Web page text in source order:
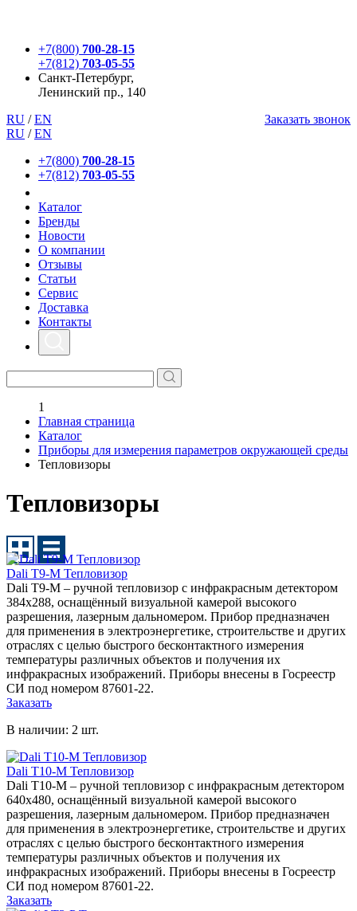
+7(800) 700-28-15
+7(812) 703-05-55
Санкт-Петербург,
Ленинский пр., 140
RU / EN
Заказать звонок
RU / EN
+7(800) 700-28-15
+7(812) 703-05-55
Каталог
Бренды
Новости
О компании
Отзывы
Статьи
Сервис
Доставка
Контакты
1
Главная страница
Каталог
Приборы для измерения параметров окружающей среды
Тепловизоры
Тепловизоры
Dali T9-M Тепловизор
Dali T9-M – ручной тепловизор с инфракрасным детектором
384х288, оснащённый визуальной камерой высокого
разрешения, лазерным дальномером. Прибор предназначен
для применения в электроэнергетике, строительстве и других
отраслях с целью быстрого бесконтактного измерения
температуры различных объектов и получения их
инфракрасных изображений. Приборы внесены в Госреестр
СИ под номером 87601-22.
Заказать
В наличии: 2 шт.
Dali T10-M Тепловизор
Dali T10-M – ручной тепловизор с инфракрасным детектором
640х480, оснащённый визуальной камерой высокого
разрешения, лазерным дальномером. Прибор предназначен
для применения в электроэнергетике, строительстве и других
отраслях с целью быстрого бесконтактного измерения
температуры различных объектов и получения их
инфракрасных изображений. Приборы внесены в Госреестр
СИ под номером 87601-22.
Заказать